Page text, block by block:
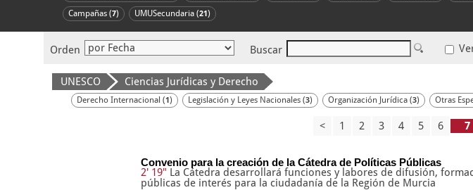
Campañas (7) UMUSecundaria (21)
Orden Buscar
UNESCO Ciencias Jurídicas y Derecho
Derecho Internacional (1) Legislación y Leyes Nacionales (3) Organización Jurídica (3) Otras
< 1 2 3 4 5 6
Convenio para la creación de la Cátedra de Políticas Públicas
2' 19" La Cátedra desarrollará funciones y labores de difusión,
públicas de interés para la ciudadanía de la Región de Murcia